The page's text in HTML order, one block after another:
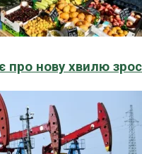
нову хвилю